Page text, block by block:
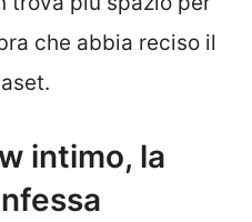
che abbia reciso il
intimo, la